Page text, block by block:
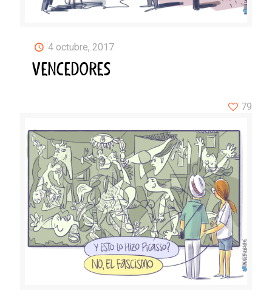
4 octubre, 2017
VENCEDORES
79